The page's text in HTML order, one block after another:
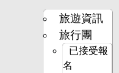
旅遊資訊
旅行團
已接受報
名